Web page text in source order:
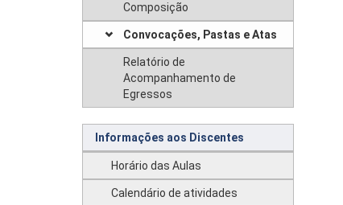
Composição
Convocações, Pastas e Atas
Relatório de
Acompanhamento de
Egressos
Informações aos Discentes
Horário das Aulas
Calendário de atividades